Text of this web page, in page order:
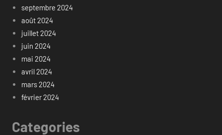
septembre 2024
août 2024
juillet 2024
juin 2024
mai 2024
avril 2024
mars 2024
février 2024
Categories